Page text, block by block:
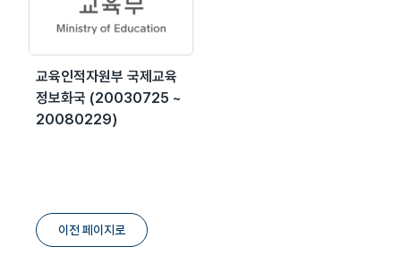
교육인적자원부 국제교육
정보화국 (20030725 ~
20080229)
이전 페이지로